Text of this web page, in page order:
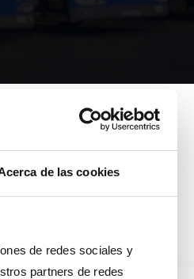
de las cookies
de redes sociales y
partners de redes